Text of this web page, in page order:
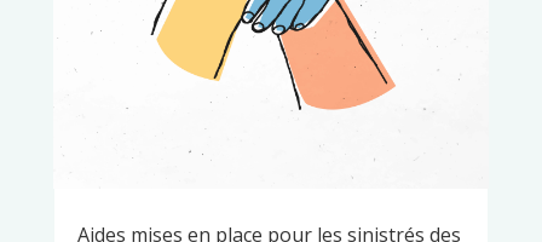
Aides mises en place pour les sinistrés des